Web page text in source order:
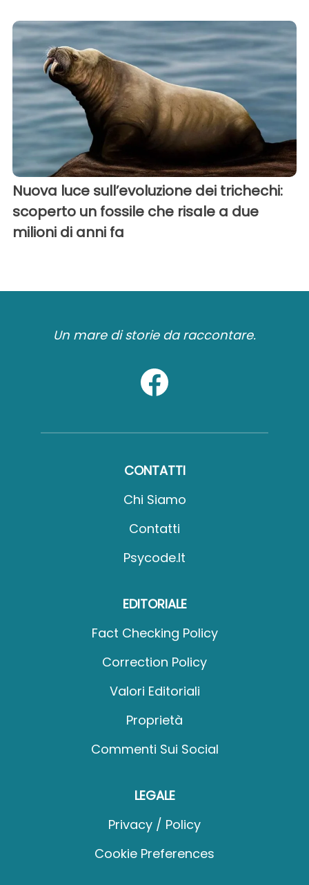
Nuova luce sull’evoluzione dei trichechi:
scoperto un fossile che risale a due
milioni di anni fa
Un mare di storie da raccontare.
CONTATTI
Chi Siamo
Contatti
Psycode.it
EDITORIALE
Fact Checking Policy
Correction Policy
Valori Editoriali
Proprietà
Commenti Sui Social
LEGALE
Privacy / Policy
Cookie Preferences